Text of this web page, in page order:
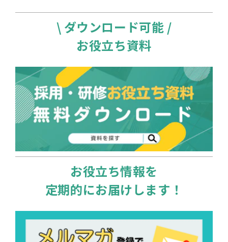
\ ダウンロード可能 /
お役立ち資料
お役立ち情報を
定期的にお届けします！